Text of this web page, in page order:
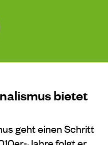
bietet
geht einen Schritt